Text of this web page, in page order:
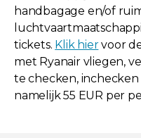
handbagage en/of
tickets. Klik hiervoor
met Ryanair vliegen,
te checken,
namelijk 55 EUR per